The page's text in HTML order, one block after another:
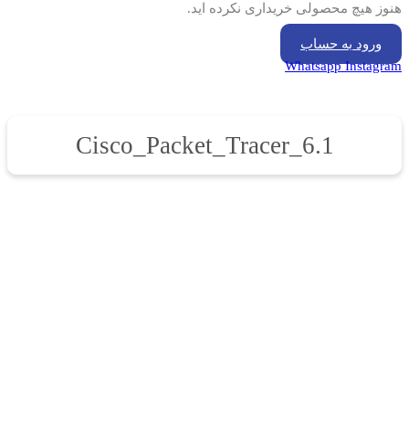
هنوز هیچ محصولی خریداری نکرده اید.
ورود به حساب
Whatsapp Instagram
Cisco_Packet_Tracer_6.1